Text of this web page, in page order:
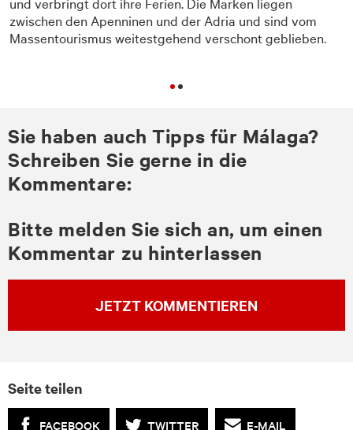
zwischen den Apenninen und der Adria und sind vom
Massentourismus weitestgehend verschont geblieben.
Sie haben auch Tipps für Málaga?
Schreiben Sie gerne in die
Kommentare:
Bitte melden Sie sich an, um einen
Kommentar zu hinterlassen
JETZT KOMMENTIEREN
Seite teilen
FACEBOOK TWITTER E-MAIL